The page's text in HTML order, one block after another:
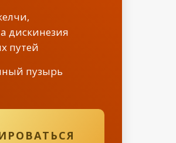
дискинезия
путей
пузырь